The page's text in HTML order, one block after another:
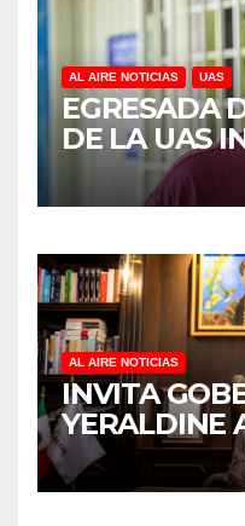
AL AIRE NOTICIAS UAS
EGRESADA
DE LA UAS
DUELO
MAYORES
AL AIRE NOTICIAS
INVITA
YERALDINE
JORNADA